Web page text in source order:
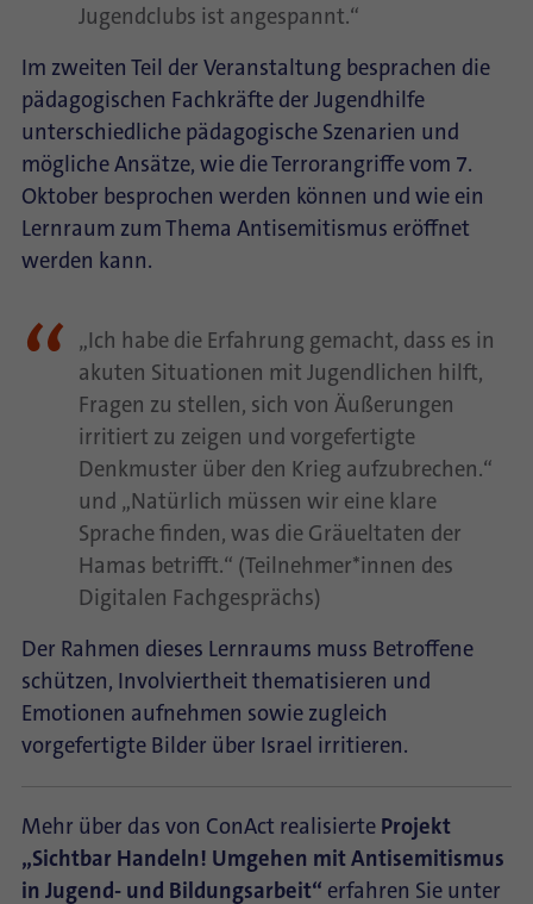
Jugendclubs ist angespannt.“
Im zweiten Teil der Veranstaltung besprachen die
pädagogischen Fachkräfte der Jugendhilfe
unterschiedliche pädagogische Szenarien und
mögliche Ansätze, wie die Terrorangriffe vom 7.
Oktober besprochen werden können und wie ein
Lernraum zum Thema Antisemitismus eröffnet
werden kann.
„Ich habe die Erfahrung gemacht, dass es in
akuten Situationen mit Jugendlichen hilft,
Fragen zu stellen, sich von Äußerungen
irritiert zu zeigen und vorgefertigte
Denkmuster über den Krieg aufzubrechen.“
und „Natürlich müssen wir eine klare
Sprache finden, was die Gräueltaten der
Hamas betrifft.“ (Teilnehmer*innen des
Digitalen Fachgesprächs)
Der Rahmen dieses Lernraums muss Betroffene
schützen, Involviertheit thematisieren und
Emotionen aufnehmen sowie zugleich
vorgefertigte Bilder über Israel irritieren.
Mehr über das von ConAct realisierte Projekt
„Sichtbar Handeln! Umgehen mit Antisemitismus
in Jugend- und Bildungsarbeit“ erfahren Sie unter